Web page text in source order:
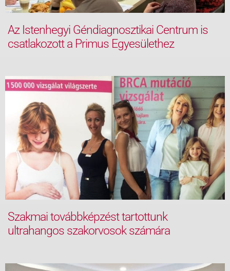
Az Istenhegyi Géndiagnosztikai Centrum is
csatlakozott a Primus Egyesülethez
Szakmai továbbképzést tartottunk
ultrahangos szakorvosok számára